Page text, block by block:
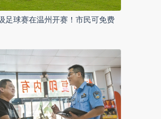
足球赛在温州开赛！市民可免费